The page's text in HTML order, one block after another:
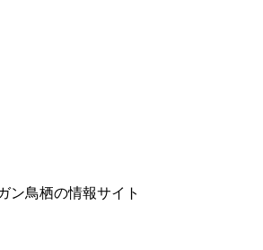
ン鳥栖の情報サイト